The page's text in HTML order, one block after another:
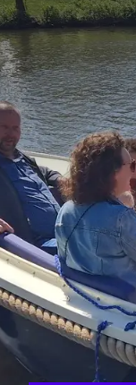
Of het nu gaat
Valk Hotel
combinatie met
(ont)spanning
favoriete
gaat voor u aan
Voor ieder
Onze
Live
Voor een
per uitje.